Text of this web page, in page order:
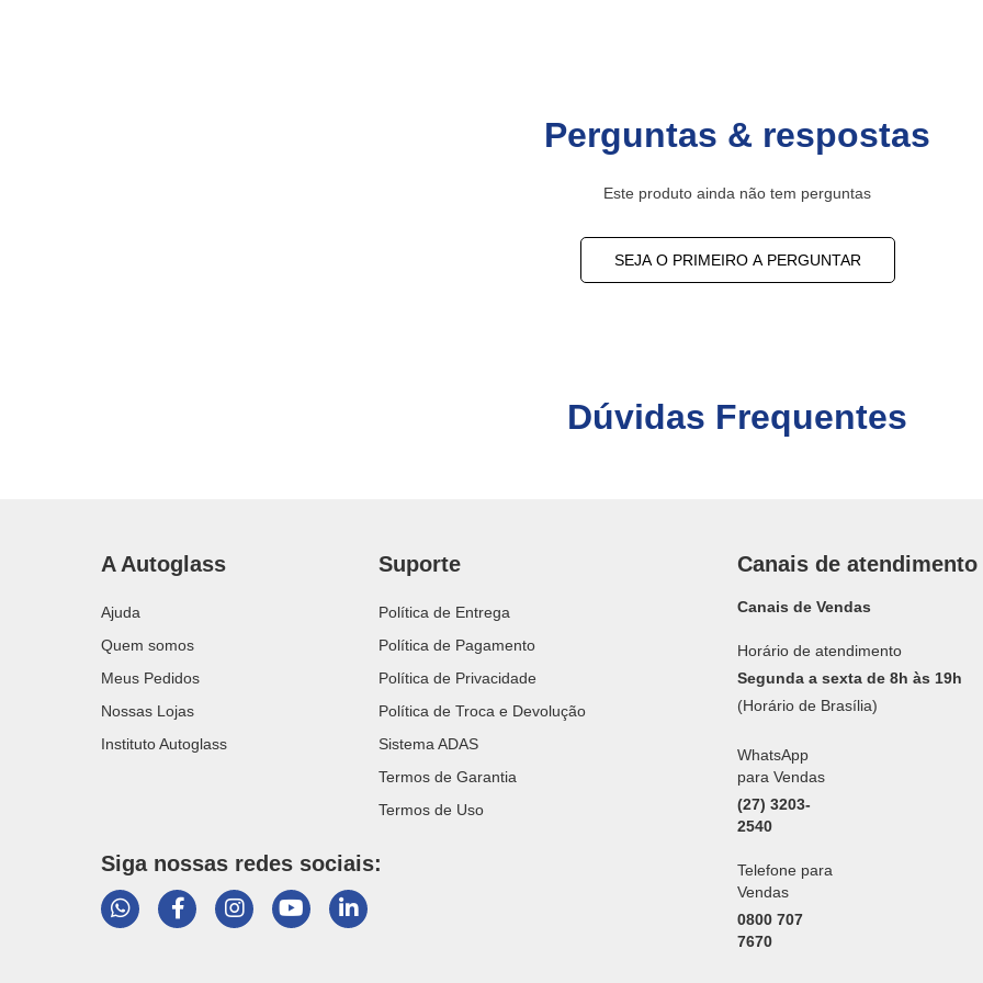
Perguntas & respostas
Este produto ainda não tem perguntas
SEJA O PRIMEIRO A PERGUNTAR
Dúvidas Frequentes
Canais de atendimento
WhatsApp
para Vendas
(27) 3203-
2540
Telefone para
Vendas
0800 707
7670
Canais de Vendas
Horário de atendimento
Segunda a sexta de 8h às 19h
(Horário de Brasília)
A Autoglass
Ajuda
Quem somos
Meus Pedidos
Nossas Lojas
Instituto Autoglass
Siga nossas redes sociais:
Suporte
Política de Entrega
Política de Pagamento
Política de Privacidade
Política de Troca e Devolução
Sistema ADAS
Termos de Garantia
Termos de Uso